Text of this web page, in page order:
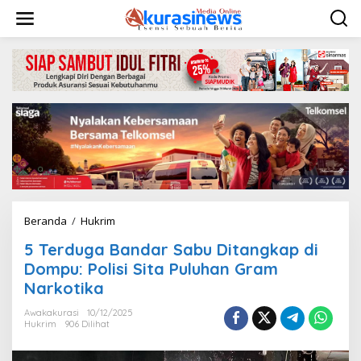
w
Beranda / Hukrim
e
r
d
g
a
5 Terduga Bandar Sabu Ditangkap di
Dompu: Polisi Sita Puluhan Gram
Narkotika
Awakakurasi
10/12/2025
Hukrim
906 Dilihat